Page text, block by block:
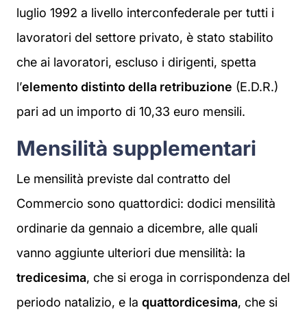
luglio 1992 a livello interconfederale per tutti i
lavoratori del settore privato, è stato stabilito
che ai lavoratori, escluso i dirigenti, spetta
l’elemento distinto della retribuzione (E.D.R.)
pari ad un importo di 10,33 euro mensili.
Mensilità supplementari
Le mensilità previste dal contratto del
Commercio sono quattordici: dodici mensilità
ordinarie da gennaio a dicembre, alle quali
vanno aggiunte ulteriori due mensilità: la
tredicesima, che si eroga in corrispondenza del
periodo natalizio, e la quattordicesima, che si